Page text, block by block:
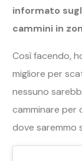
informato
cammini in
Così facendo,
migliore per
nessuno
camminare per
dove saremmo